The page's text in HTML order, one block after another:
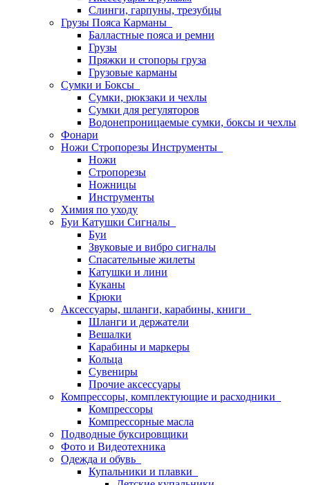
Слинги, гарпуны, трезубцы
Грузы Пояса Карманы
Балластные пояса и ремни
Грузы
Пряжки и стопоры груза
Грузовые карманы
Сумки и Боксы
Сумки, рюкзаки и чехлы
Сумки для регуляторов
Водонепроницаемые сумки, боксы и чехлы
Фонари
Ножи Стропорезы Инструменты
Ножи
Стропорезы
Ножницы
Инструменты
Химия по уходу
Буи Катушки Сигналы
Буи
Звуковые и вибро сигналы
Спасательные жилеты
Катушки и лини
Куканы
Крюки
Аксессуары, шланги, карабины, книги
Шланги и держатели
Вешалки
Карабины и маркеры
Кольца
Сувениры
Прочие аксессуары
Компрессоры, комплектующие и расходники
Компрессоры
Компрессорные масла
Подводные буксировщики
Фото и Видеотехника
Одежда и обувь
Купальники и плавки